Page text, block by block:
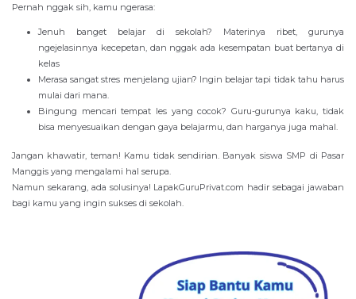
Pernah nggak sih, kamu ngerasa:
Jenuh banget belajar di sekolah? Materinya ribet, gurunya
ngejelasinnya kecepetan, dan nggak ada kesempatan buat bertanya di
kelas
Merasa sangat stres menjelang ujian? Ingin belajar tapi tidak tahu harus
mulai dari mana.
Bingung mencari tempat les yang cocok? Guru-gurunya kaku, tidak
bisa menyesuaikan dengan gaya belajarmu, dan harganya juga mahal.
Jangan khawatir, teman! Kamu tidak sendirian. Banyak siswa SMP di Pasar
Manggis yang mengalami hal serupa.
Namun sekarang, ada solusinya! LapakGuruPrivat.com hadir sebagai jawaban
bagi kamu yang ingin sukses di sekolah.